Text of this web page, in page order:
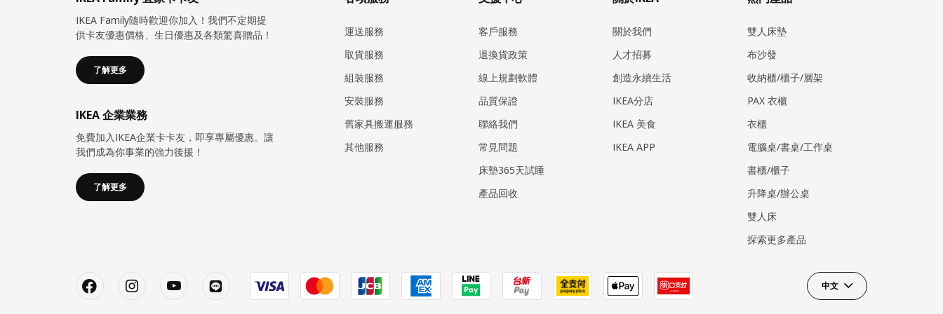
IKEA Family隨時歡迎你加入！我們不定期提
供卡友優惠價格、生日優惠及各類驚喜贈品！
了解更多
IKEA 企業業務
免費加入IKEA企業卡卡友，即享專屬優惠。讓
我們成為你事業的強力後援！
了解更多
運送服務
取貨服務
組裝服務
安裝服務
​舊家具搬運服務
其他服務
客戶服務
退換貨政策
線上規劃軟體
品質保證
聯絡我們
常見問題
床墊365天試睡
產品回收
關於我們
人才招募
創造永續生活
IKEA分店
IKEA 美食
IKEA APP
雙人床墊
布沙發
收納櫃/櫃子/層架
PAX 衣櫃
衣櫃
電腦桌/書桌/工作桌
書櫃/櫃子
升降桌/辦公桌
雙人床
探索更多產品
中文